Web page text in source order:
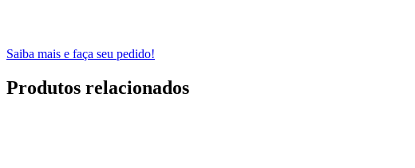
Saiba mais e faça seu pedido!
Produtos relacionados